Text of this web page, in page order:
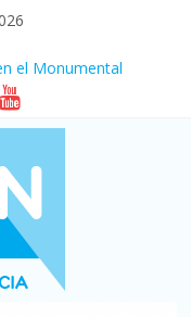
el Monumental
dos décadas y ya
el sector
y consumo
por el país, un 5,9%
en julio: bajó un 12,6%